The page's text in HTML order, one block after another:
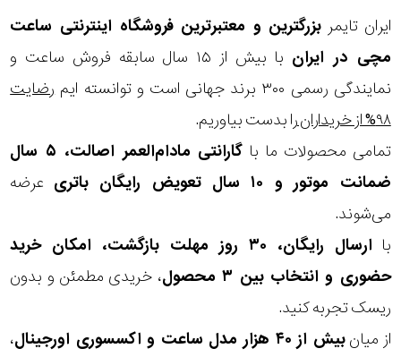
ایران تایمر بزرگترین و معتبرترین فروشگاه اینترنتی ساعت
مچی در ایران
با بیش از ۱۵ سال سابقه فروش ساعت و
نمایندگی رسمی ۳۰۰ برند جهانی است و توانسته ایم
رضایت
۹۸% از خریداران
را بدست بیاوریم.
تمامی محصولات ما با
گارانتی مادام‌العمر اصالت، ۵ سال
ضمانت موتور و ۱۰ سال تعویض رایگان باتری
عرضه
می‌شوند.
با
ارسال رایگان، ۳۰ روز مهلت بازگشت، امکان خرید
حضوری و انتخاب بین ۳ محصول
، خریدی مطمئن و بدون
ریسک تجربه کنید.
از میانبیش از ۴۰ هزار مدل ساعت و اکسسوری اورجینال
،
بیشتر...
نوع
محصول
جنس
بکاررفتهچرم
طبیعی
نمایش
بیشتر...
رنگ
بکار
رفته